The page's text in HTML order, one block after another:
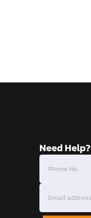
Need Help?